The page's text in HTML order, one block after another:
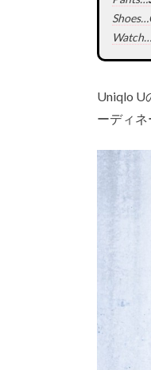
Shoes…
Watch…
Uniqlo U
ーディネ